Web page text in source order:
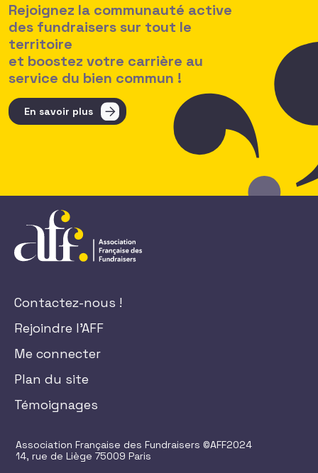
Rejoignez la communauté active
des fundraisers sur tout le
territoire
et boostez votre carrière au
service du bien commun !
En savoir plus
Contactez-nous !
Rejoindre l'AFF
Me connecter
Plan du site
Témoignages
Association Française des Fundraisers ©AFF2024
14, rue de Liège 75009 Paris